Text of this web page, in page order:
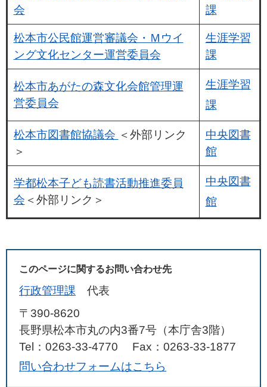
会
課
松本市公民館運営審議会・Ｍウイ
ング文化センター運営委員会
生涯学習
課
松本市あがたの森文化会館管理運
営委員会
生涯学習
課
松本市図書館協議会 ＜外部リンク
＞
中央図書
館
学都松本子ども読書活動推進委員
会 ＜外部リンク＞
中央図書
館
このページに関するお問い合わせ先
行政管理課
代表
〒390-8620
長野県松本市丸の内3番7号（本庁舎3階）
Tel：0263-33-4770
Fax：0263-33-1877
問い合わせフォームはこちら